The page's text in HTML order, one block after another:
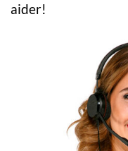
aider!